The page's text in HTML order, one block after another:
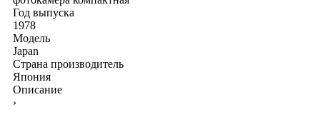
Год выпуска
1978
Модель
Japan
Страна производитель
Япония
Описание
›